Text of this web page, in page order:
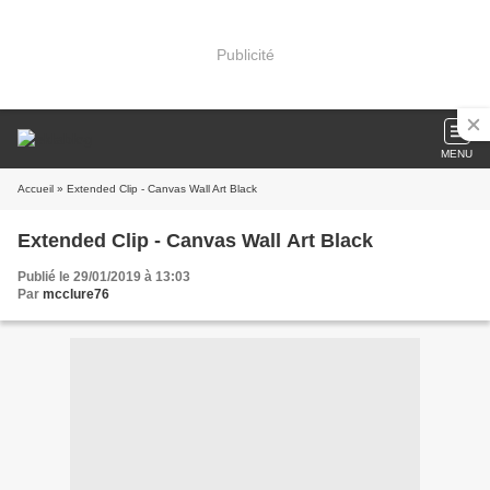
Publicité
MENU
Accueil » Extended Clip - Canvas Wall Art Black
Extended Clip - Canvas Wall Art Black
Publié le 29/01/2019 à 13:03
Par mcclure76